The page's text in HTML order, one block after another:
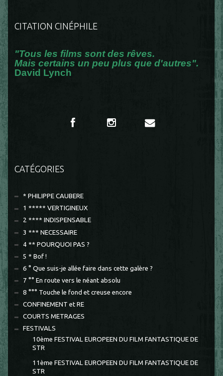
CITATION CINÉPHILE
"Tous les films sont des rêves.
Mais certains un peu plus que d'autres".
David Lynch
CATÉGORIES
* PHILIPPE CAUBERE
1 ***** VERTIGINEUX
2 **** INDISPENSABLE
3 *** NECESSAIRE
4 ** POURQUOI PAS ?
5 * Bof !
6 ° Que suis-je allée faire dans cette galère ?
7 °° En route vers le néant absolu
8 °°° Touche le fond et creuse encore
CONFINEMENT et RE
COURTS METRAGES
FESTIVALS
10ème FESTIVAL EUROPEEN DU FILM FANTASTIQUE DE
STR
11ème FESTIVAL EUROPEEN DU FILM FANTASTIQUE DE
STR